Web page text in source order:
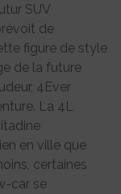
SUV
de
figure de style
de la future
4Ever
La 4L
en ville que
certaines
car se